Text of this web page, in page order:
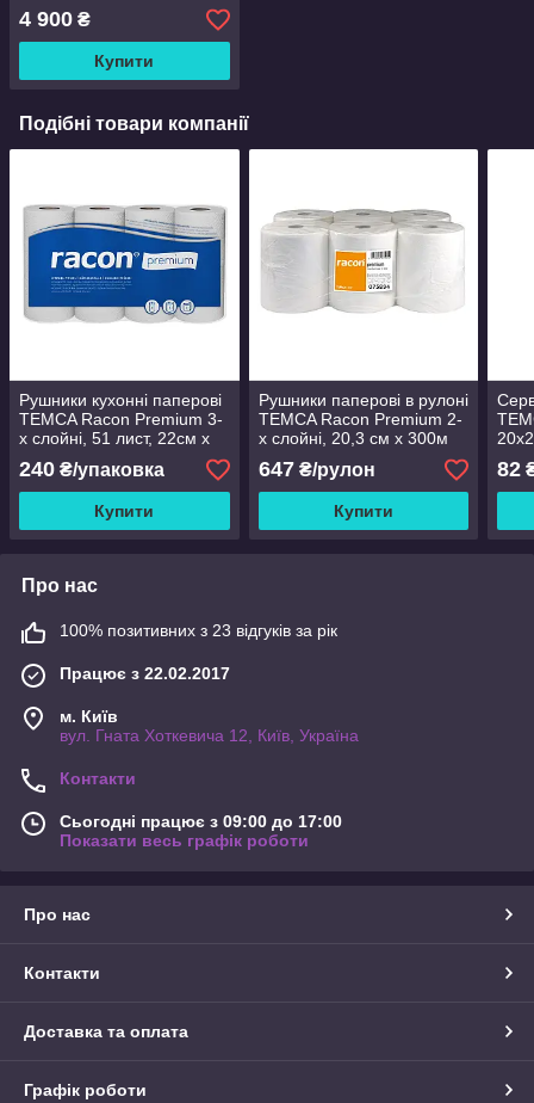
4 900 ₴
Купити
Подібні товари компанії
Рушники кухонні паперові
TEMCA Racon Premium 3-
х слойні, 51 лист, 22см х
25см (4 рулони) 12,75 м/р
240 ₴/упаковка
Купити
Рушники паперові в рулоні
TEMCA Racon Premium 2-
х слойні, 20,3 см х 300м
647₴/рулон
Купити
82
Про нас
100% позитивних з 23 відгуків за рік
Працює з 22.02.2017
м. Київ
вул. Гната Хоткевича 12, Київ, Україна
Контакти
Сьогодні працює з 09:00 до 17:00
Показати весь графік роботи
Про нас
Контакти
Доставка та оплата
Графік роботи